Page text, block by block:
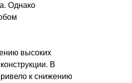
Однако
высоких
В
к снижению